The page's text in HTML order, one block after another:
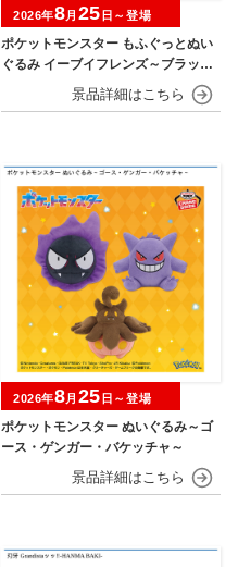
ポケットモンスター もふぐっとぬい
ぐるみ イーブイフレンズ～ブラッキ
ー・リーフィア～おひるねver.
2026年8月 25 日～登場
ポケットモンスター ぬいぐるみ～ゴ
ース・ゲンガー・バケッチャ～
2026年8月 25 日～登場